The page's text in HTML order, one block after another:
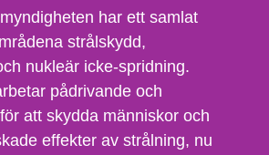
har ett samlat
strålskydd,
nukleär icke-spridning.
pådrivande och
att skydda människor och
effekter av strålning, nu